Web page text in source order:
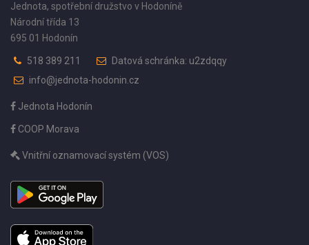
Jednota, spotřební družstvo v Hodoníně
Národní třída 13
695 01 Hodonín
518 389 211
Datová schránka: u2zdqqy
info@jednota-hodonin.cz
Jednota Hodonín
COOP Morava
Vnitřní oznamovací systém (VOS)